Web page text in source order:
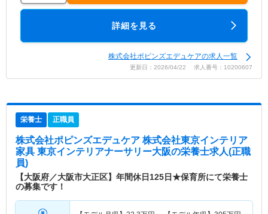
詳細を見る
株式会社ポピンズエデュケアの求人一覧
更新日：2026/04/22 求人番号：10200607
栄養士 正職員
株式会社ポピンズエデュケア 株式会社東京インテリア
家具 東京インテリアナーサリー大阪の栄養士求人(正職
員)
【大阪府／大阪市大正区】年間休日125日★保育所にて栄養士
の募集です！